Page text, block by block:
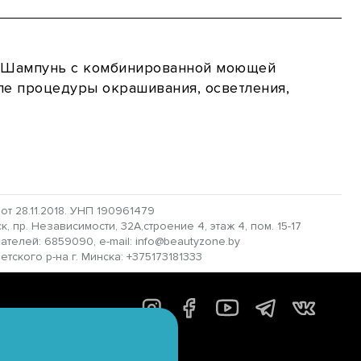
Шампунь с комбинированной моющей
процедуры окрашивания, осветления,
28.11.2018. УНП 190961479
Независимости, 32А,строение 4, этаж 4, пом. 15-17
6859090, e-mail: info@beautyzone.by
р-на г. Минска: +375173181333